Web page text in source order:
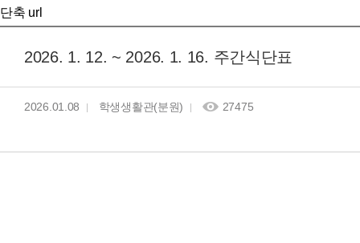
단축 url
2026. 1. 12. ~ 2026. 1. 16. 주간식단표
2026.01.08 학생생활관(분원) 27475